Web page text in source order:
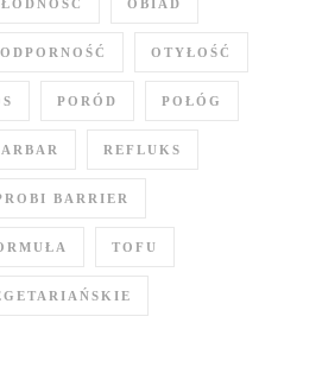
OBIAD
ODPORNOŚĆ OTYŁOŚĆ
PORÓD POŁÓG
REFLUKS
BARRIER
TOFU